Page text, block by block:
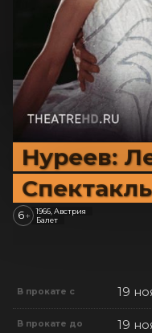
Нуреев:
6+
1966, Австрия
Балет
В прокате с 19
В прокате до 19